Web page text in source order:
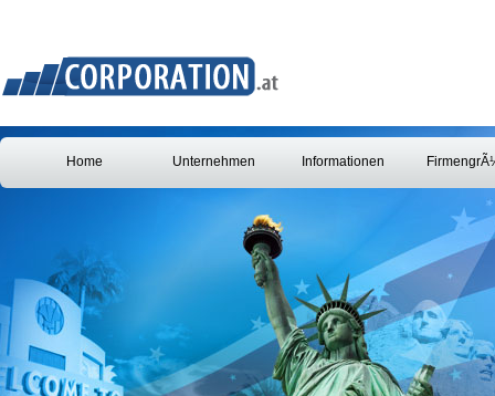
Home Unternehmen Informationen